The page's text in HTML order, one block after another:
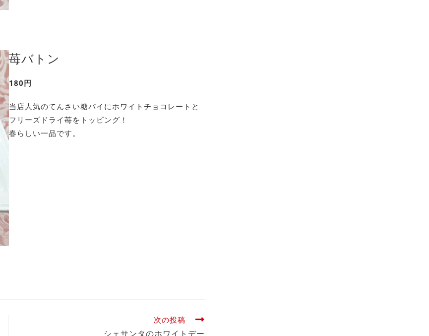
苺バトン
180円
当店人気のてんさい糖パイにホワイトチョコレートと
フリーズドライ苺をトッピング！
春らしい一品です。
次の投稿
シェサンタのホワイトデー